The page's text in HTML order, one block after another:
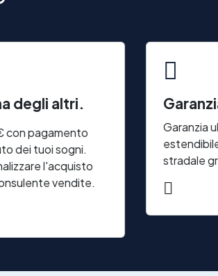
degli altri.
con pagamento
dei tuoi sogni.
l'acquisto
vendite.
Garanzia
stradale